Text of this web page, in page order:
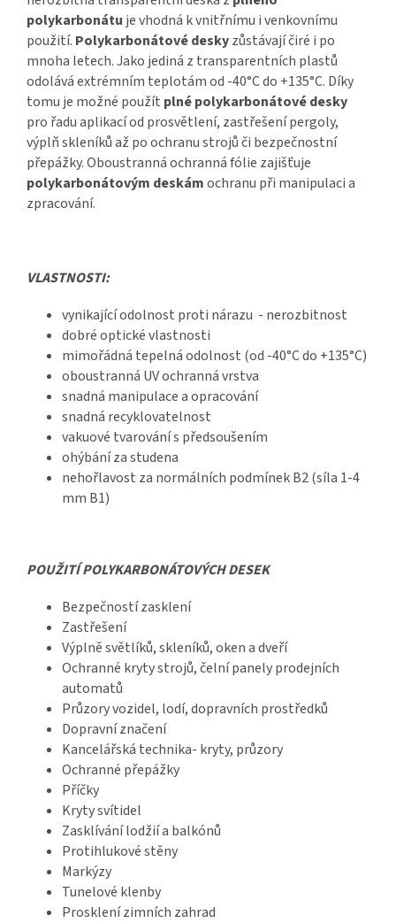
polykarbonátu je vhodná k vnitřnímu i venkovnímu
použití. Polykarbonátové deskyzůstávají čiré i po
mnoha letech. Jako jediná z transparentních plastů
odolává extrémním teplotám od -40°C do +135°C. Díky
tomu je možné použít plné polykarbonátové desky
pro řadu aplikací od prosvětlení, zastřešení pergoly,
výplň skleníků až po ochranu strojů či bezpečnostní
přepážky. Oboustranná ochranná fólie zajišťuje
polykarbonátovým deskámochranu při manipulaci a
zpracování.
VLASTNOSTI:
vynikající odolnost proti nárazu - nerozbitnost
dobré optické vlastnosti
mimořádná tepelná odolnost (od -40°C do +135°C)
oboustranná UV ochranná vrstva
snadná manipulace a opracování
snadná recyklovatelnost
vakuové tvarování s předsoušením
ohýbání za studena
nehořlavost za normálních podmínek B2 (síla 1-4
mm B1)
POUŽITÍ POLYKARBONÁTOVÝCH DESEK
Bezpečností zasklení
Zastřešení
Výplně světlíků, skleníků, oken a dveří
Ochranné kryty strojů, čelní panely prodejních
automatů
Průzory vozidel, lodí, dopravních prostředků
Dopravní značení
Kancelářská technika- kryty, průzory
Ochranné přepážky
Příčky
Kryty svítidel
Zasklívání lodžií a balkónů
Protihlukové stěny
Markýzy
Tunelové klenby
Prosklení zimních zahrad